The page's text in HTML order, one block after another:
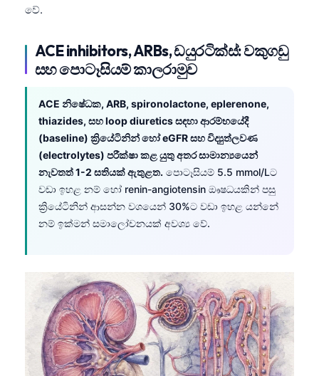
වේ.
ACE inhibitors, ARBs, ඩයුරටික්ස්: වකුගඩු
සහ පොටෑසියම් කාලරාමුව
ACE නිෂේධක, ARB, spironolactone, eplerenone,
thiazides, සහ loop diuretics සඳහා ආරම්භයේදී
(baseline) ක්‍රියේටිනින් හෝ eGFR සහ විද්‍යුත්ලවණ
(electrolytes) පරීක්ෂා කළ යුතු අතර සාමාන්‍යයෙන්
නැවතත් 1-2 සතියක් ඇතුළත. පොටෑසියම් 5.5 mmol/Lට
වඩා ඉහළ නම් හෝ renin-angiotensin ඖෂධයකින් පසු
ක්‍රියේටිනින් ආසන්න වශයෙන් 30%ට වඩා ඉහළ යන්නේ
නම් ඉක්මන් සමාලෝචනයක් අවශ්‍ය වේ.